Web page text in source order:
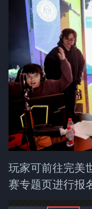
玩家可前往完美
赛专题页进行报